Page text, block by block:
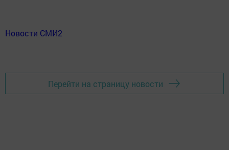
Новости СМИ2
Перейти на страницу новости